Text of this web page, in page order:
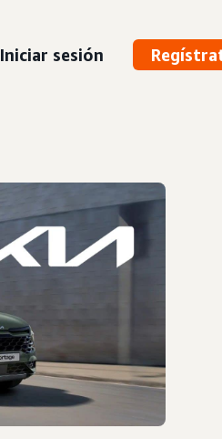
Iniciar sesión